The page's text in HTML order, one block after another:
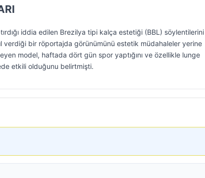
iddia edilen Brezilya tipi kalça estetiği (BBL) söylentilerini
verdiği bir röportajda görünümünü estetik müdahaleler yerine
model, haftada dört gün spor yaptığını ve özellikle lunge
etkili olduğunu belirtmişti.